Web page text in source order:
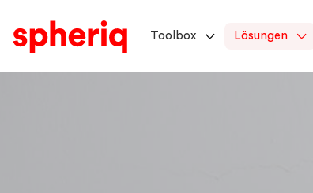
Toolbox Lösungen